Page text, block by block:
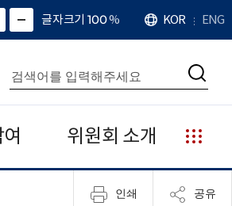
면
소
확
대
치
글자크기 100%
언
어
KOR ENG
통
합
검
색
검
위원회 소개
누
리
집
인쇄 공유